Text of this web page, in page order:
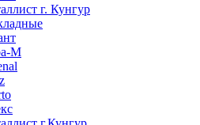
г. Кунгур
М